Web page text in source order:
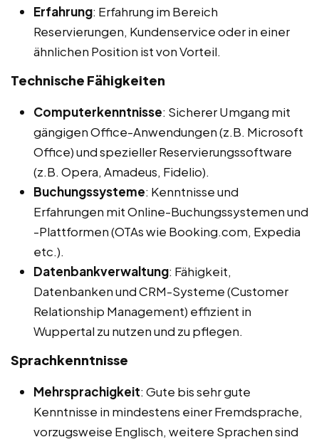
Erfahrung: Erfahrung im Bereich
Reservierungen, Kundenservice oder in einer
ähnlichen Position ist von Vorteil.
Technische Fähigkeiten
Computerkenntnisse: Sicherer Umgang mit
gängigen Office-Anwendungen (z.B. Microsoft
Office) und spezieller Reservierungssoftware
(z.B. Opera, Amadeus, Fidelio).
Buchungssysteme: Kenntnisse und
Erfahrungen mit Online-Buchungssystemen und
-Plattformen (OTAs wie Booking.com, Expedia
etc.).
Datenbankverwaltung: Fähigkeit,
Datenbanken und CRM-Systeme (Customer
Relationship Management) effizient in
Wuppertal zu nutzen und zu pflegen.
Sprachkenntnisse
Mehrsprachigkeit: Gute bis sehr gute
Kenntnisse in mindestens einer Fremdsprache,
vorzugsweise Englisch, weitere Sprachen sind